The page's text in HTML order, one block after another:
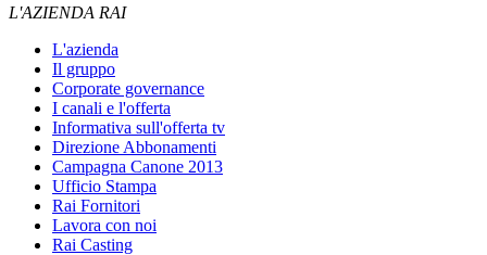
L'AZIENDA RAI
L'azienda
Il gruppo
Corporate governance
I canali e l'offerta
Informativa sull'offerta tv
Direzione Abbonamenti
Campagna Canone 2013
Ufficio Stampa
Rai Fornitori
Lavora con noi
Rai Casting